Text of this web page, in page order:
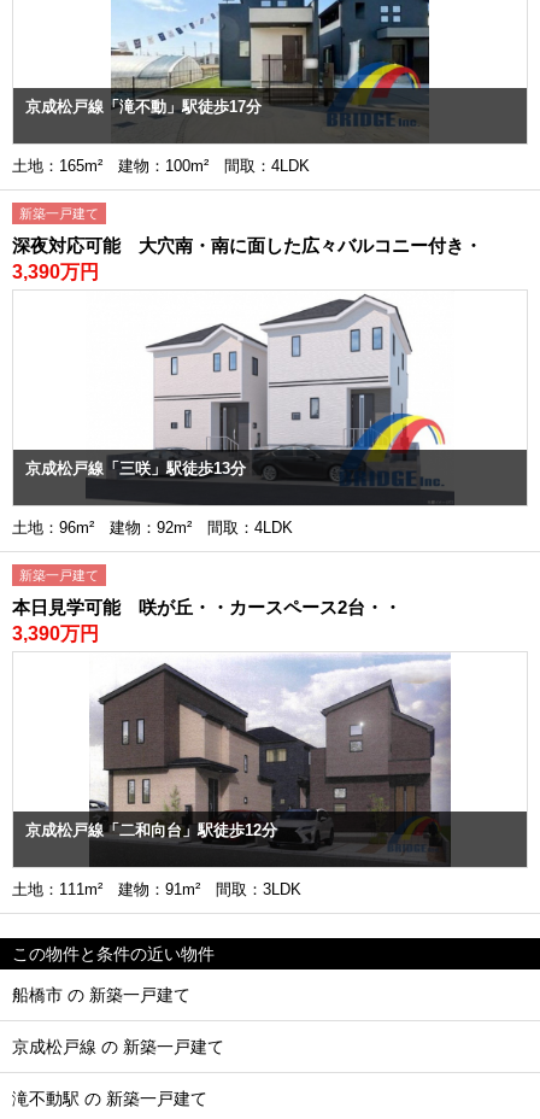
京成松戸線「滝不動」駅徒歩17分
土地：165m² 建物：100m² 間取：4LDK
新築一戸建て
深夜対応可能 大穴南・南に面した広々バルコニー付き・
3,390万円
京成松戸線「三咲」駅徒歩13分
土地：96m² 建物：92m² 間取：4LDK
新築一戸建て
本日見学可能 咲が丘・・カースペース2台・・
3,390万円
京成松戸線「二和向台」駅徒歩12分
土地：111m² 建物：91m² 間取：3LDK
この物件と条件の近い物件
船橋市 の 新築一戸建て
京成松戸線 の 新築一戸建て
滝不動駅 の 新築一戸建て